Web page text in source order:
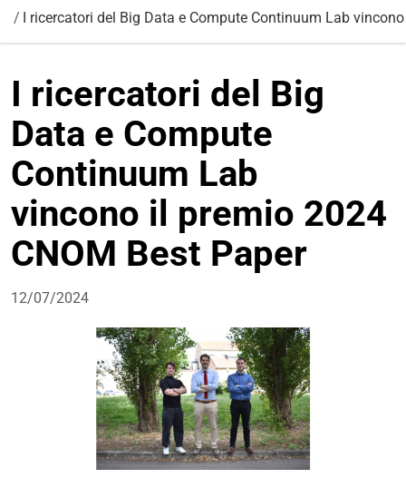
I ricercatori del Big Data e Compute Continuum Lab
I ricercatori del Big
Data e Compute
Continuum Lab
vincono il premio 2024
CNOM Best Paper
12/07/2024